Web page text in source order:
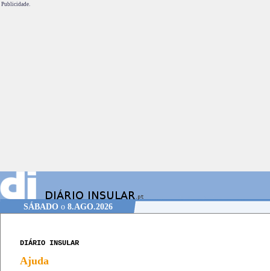
Publicidade.
SÁBADOo 8.AGO.2026
DIÁRIO INSULAR
Ajuda